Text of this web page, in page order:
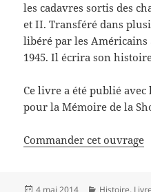
les cadavres sortis des
et II. Transféré dans
libéré par les
1945. Il écrira son
Ce livre a été publié
pour la Mémoire de la
Commander cet ouvrage
Publié
4 mai 2014 Catégories
Histoire,